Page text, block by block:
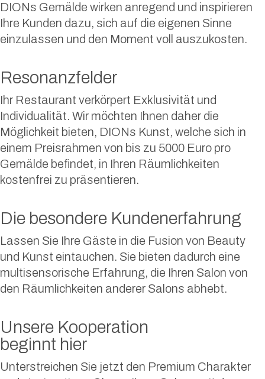
DIONs Gemälde wirken anregend und inspirieren
Ihre Kunden dazu, sich auf die eigenen Sinne
einzulassen und den Moment voll auszukosten.
Resonanzfelder
Ihr Restaurant verkörpert Exklusivität und
Individualität. Wir möchten Ihnen daher die
Möglichkeit bieten, DIONs Kunst, welche sich in
einem Preisrahmen von bis zu 5000 Euro pro
Gemälde befindet, in Ihren Räumlichkeiten
kostenfrei zu präsentieren.
Die besondere Kundenerfahrung
Lassen Sie Ihre Gäste in die Fusion von Beauty
und Kunst eintauchen. Sie bieten dadurch eine
multisensorische Erfahrung, die Ihren Salon von
den Räumlichkeiten anderer Salons abhebt.
Unsere Kooperation
beginnt hier
Unterstreichen Sie jetzt den Premium Charakter